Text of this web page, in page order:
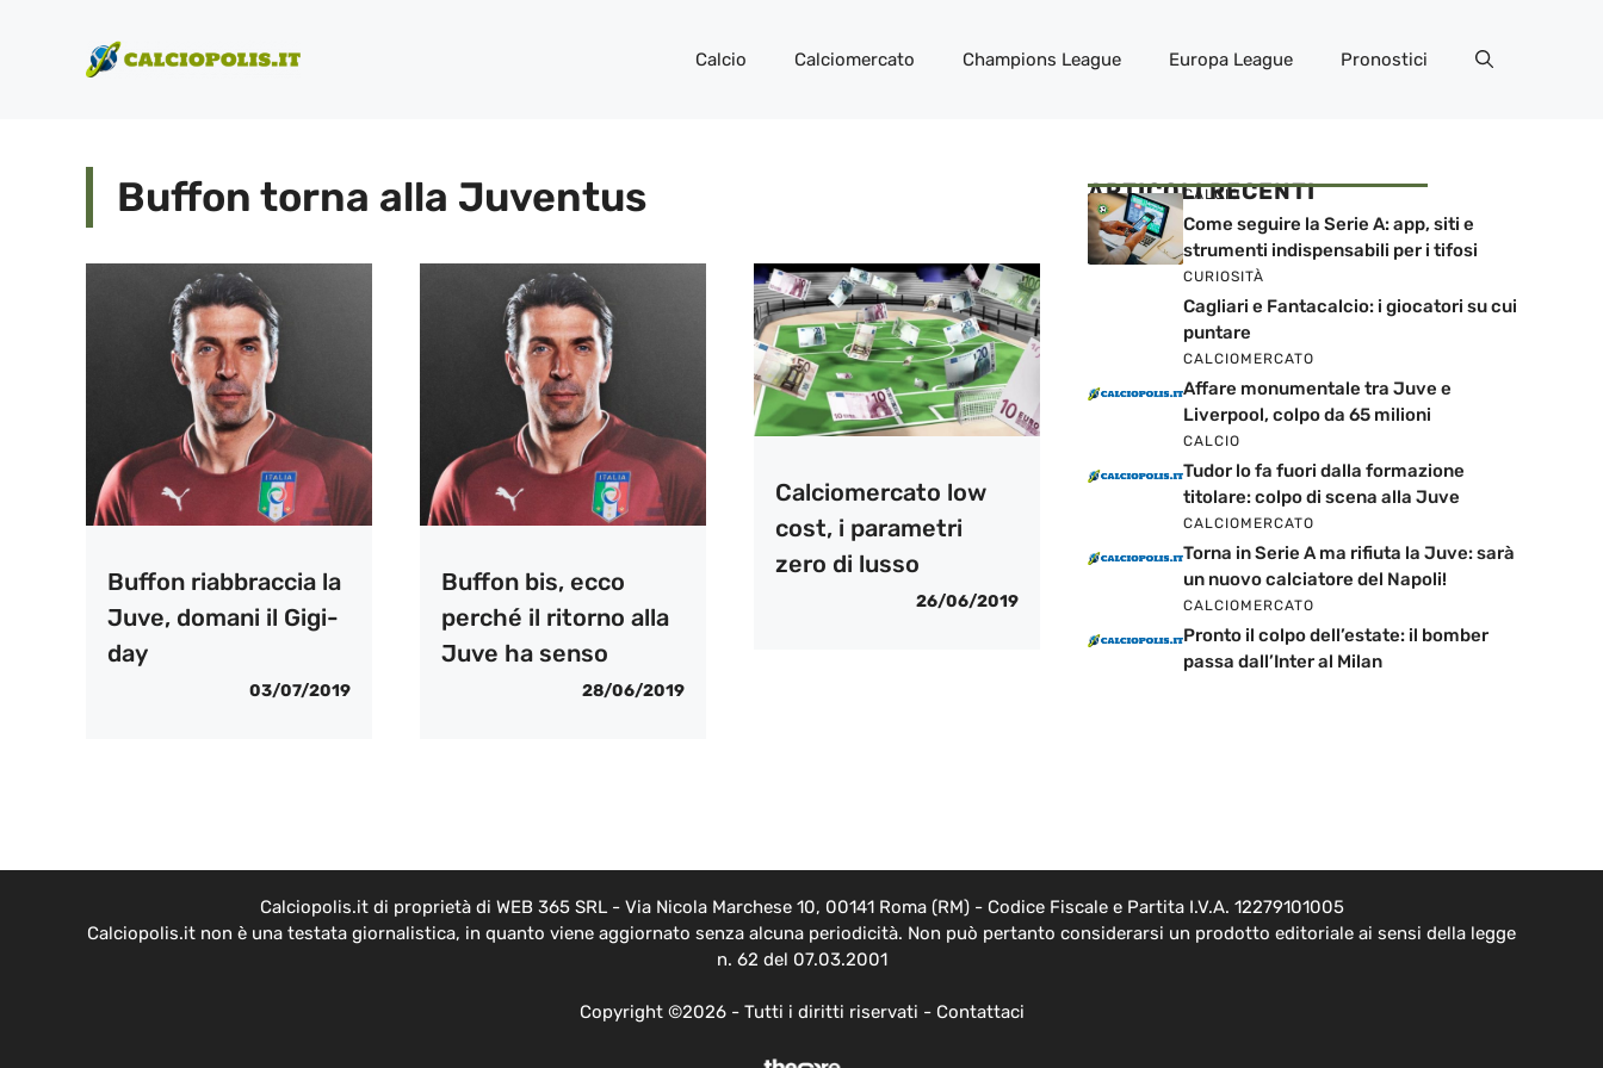
contenuto
Calcio Calciomercato Champions League Europa League Pronostici
Buffon torna alla Juventus
Buffon riabbraccia la
Juve, domani il Gigi-
day
03/07/2019
Buffon bis, ecco
perché il ritorno alla
Juve ha senso
28/06/2019
Calciomercato low
cost, i parametri
zero di lusso
26/06/2019
ARTICOLI RECENTI
CALCIO
Come seguire la Serie A: app, siti e
strumenti indispensabili per i tifosi
CURIOSITÀ
Cagliari e Fantacalcio: i giocatori su cui
puntare
CALCIOMERCATO
Affare monumentale tra Juve e
Liverpool, colpo da 65 milioni
CALCIO
Tudor lo fa fuori dalla formazione
titolare: colpo di scena alla Juve
CALCIOMERCATO
Torna in Serie A ma rifiuta la Juve: sarà
un nuovo calciatore del Napoli!
CALCIOMERCATO
Pronto il colpo dell’estate: il bomber
passa dall’Inter al Milan
Calciopolis.it di proprietà di WEB 365 SRL - Via Nicola Marchese 10, 00141 Roma (RM) - Codice Fiscale e Partita I.V.A. 12279101005
Calciopolis.it non è una testata giornalistica, in quanto viene aggiornato senza alcuna periodicità. Non può pertanto considerarsi un prodotto editoriale ai sensi della legge
n. 62 del 07.03.2001
Copyright ©2026 - Tutti i diritti riservati - Contattaci